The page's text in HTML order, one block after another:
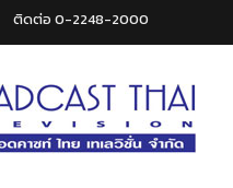
ติดต่อ 0-2248-2000